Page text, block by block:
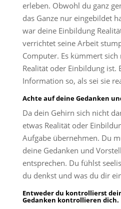
erleben. Obwohl du ganz
das Ganze nur eingebildet
war deine Einbildung
verrichtet seine Arbeit
Computer. Es kümmert
Realität oder Einbildung ist.
Information so, als sei sie
Achte auf deine Gedanken
Da dein Gehirn sich nicht
etwas Realität oder
Aufgabe übernehmen. Du
deine Gedanken und
entsprechen. Du fühlst
du denkst und was du dir
Entweder du kontrollierst
Gedanken kontrollieren dich.